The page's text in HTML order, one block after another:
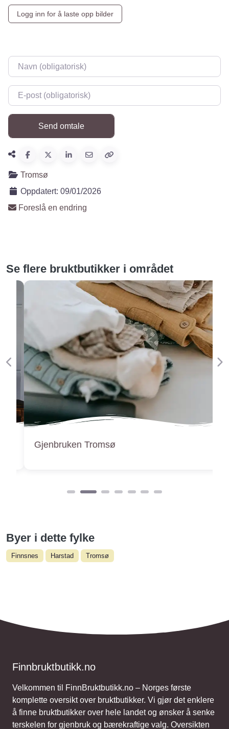
Logg inn for å laste opp bilder
Navn
E-post
Tromsø
Oppdatert: 09/01/2026
Foreslå en endring
Se flere bruktbutikker i området
Gjenbruken Tromsø
Forige
Byer i dette fylke
Finnsnes Harstad Tromsø
Finnbruktbutikk.no
Velkommen til FinnBruktbutikk.no – Norges første
komplette oversikt over bruktbutikker. Vi gjør det enklere
å finne bruktbutikker over hele landet og ønsker å senke
terskelen for gjenbruk og bærekraftige valg. Oversikten